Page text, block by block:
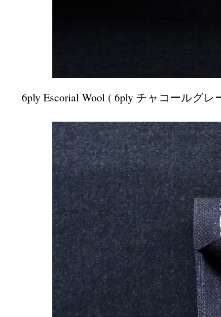
6ply Escorial Wool ( 6ply チャコールグレ